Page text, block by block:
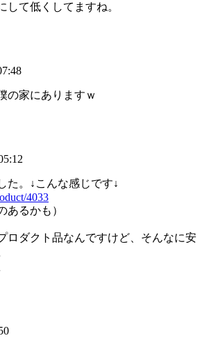
して低くしてますね。
の家にありますｗ
た。↓こんな感じです↓
4033
あるかも）
ロダクト品なんですけど、そんなに安